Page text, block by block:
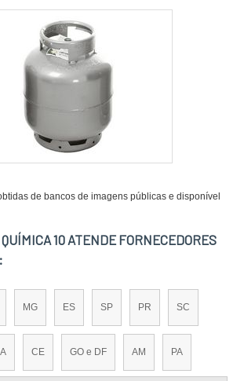
de bancos de imagens públicas e disponível
10 ATENDE FORNECEDORES
MG ES SP PR SC
CE GO e DF AM PA